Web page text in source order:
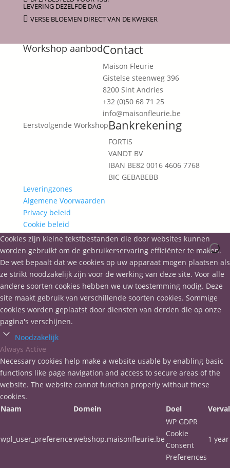
LEVERING DEZELFDE DAG
 VERSE BLOEMEN DIRECT VAN DE KWEKER
Workshop aanbodContact
Maison Fleurie
Gistelse steenweg 396
8200 Sint Andries
+32 (0)50 68 71 25
info@maisonfleurie.be
Eerstvolgende WorkshopBankrekening
FORTIS
VANDT BV
IBAN BE82 0016 4606 7768
BIC GEBABEBB
Leveringzones
Algemene Voorwaarden
Privacy beleid
Cookie beleid
Cookies zijn kleine tekstbestanden die door websites kunnen
worden gebruikt om de gebruikerservaring efficiënter te maken.
De wet bepaalt dat we cookies op uw apparaat mogen plaatsen als
ze strikt noodzakelijk zijn voor de werking van deze site. Voor alle
andere soorten cookies hebben we uw toestemming nodig. Deze
site maakt gebruik van verschillende soorten cookies. Sommige
cookies worden geplaatst door diensten van derden die op onze
pagina's verschijnen.
Noodzakelijk
Always Active
Necessary cookies help make a website usable by enabling basic
functions like page navigation and access to secure areas of the
website. The website cannot function properly without these
cookies.
Naam
Domein Doel
wpl_user_preferencewebshop.maisonfleurie.be
WP GDPR
Cookie
Consent
Preferences
1 year